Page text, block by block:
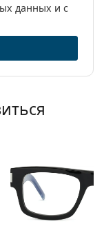
данных и с